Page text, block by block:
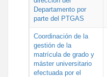
Departamento por
parte del PTGAS
Coordinación de la
gestión de la
matrícula de grado y
máster universitario
efectuada por el